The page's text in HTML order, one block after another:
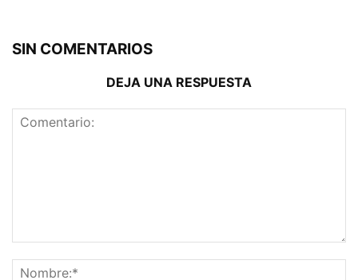
SIN COMENTARIOS
DEJA UNA RESPUESTA